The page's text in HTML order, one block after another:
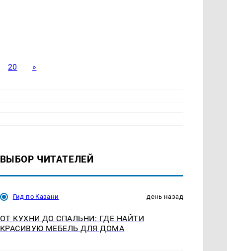
20 »
ВЫБОР ЧИТАТЕЛЕЙ
Гид по Казани день назад
ОТ КУХНИ ДО СПАЛЬНИ: ГДЕ НАЙТИ
КРАСИВУЮ МЕБЕЛЬ ДЛЯ ДОМА